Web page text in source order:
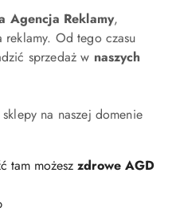
Agencja Reklamy,
reklamy. Od tego czasu
sprzedaż w naszych
na naszej domenie
tam możesz zdrowe AGD